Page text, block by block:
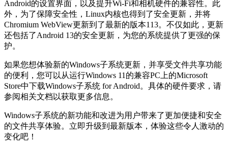
Android的设置界面，以及提升Wi-Fi和相机硬件的兼容性。此
外，为了保障安全性，Linux内核也得到了安全更新，并将
Chromium WebView更新到了最新的版本113。不仅如此，更新
还包括了Android 13的安全更新，为您的系统提供了更强的保
护。
如果您想体验新的Windows子系统更新，并享受文件共享功能
的便利，您可以从运行Windows 11的兼容PC上的Microsoft
Store中下载Windows子系统 for Android。具体的硬件要求，请
参阅相关文档以获取更多信息。
Windows子系统的新功能和改进为用户带来了更加便捷和安全
的文件共享体验。立即升级到最新版本，体验这些令人激动的
变化吧！